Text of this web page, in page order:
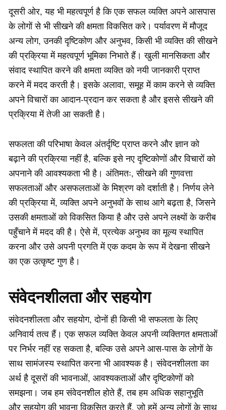
दूसरी ओर, यह भी महत्वपूर्ण है कि एक सफल व्यक्ति अपने आसपास
के लोगों से भी सीखने की क्षमता विकसित करे। पर्यावरण में मौजूद
अन्य लोग, उनकी दृष्टिकोण और अनुभव, किसी भी व्यक्ति की सीखने
की प्रक्रिया में महत्वपूर्ण भूमिका निभाते हैं। खुली मानसिकता और
संवाद स्थापित करने की क्षमता व्यक्ति को नयी जानकारी प्राप्त
करने में मदद करती है। इसके अलावा, समूह में काम करने से व्यक्ति
अपने विचारों का आदान-प्रदान कर सकता है और इससे सीखने की
प्रक्रिया में तेजी आ सकती है।
सफलता की परिभाषा केवल अंतर्दृष्टि प्राप्त करने और ज्ञान को
बढ़ाने की प्रक्रिया नहीं है, बल्कि इसे नए दृष्टिकोणों और विचारों को
अपनाने की आवश्यकता भी है। अंतिमतः, सीखने की गुणवत्ता
सफलताओं और असफलताओं के मिश्रण को दर्शाती है। निर्णय लेने
की प्रक्रिया में, व्यक्ति अपने अनुभवों के साथ आगे बढ़ता है, जिसने
उसकी क्षमताओं को विकसित किया है और उसे अपने लक्ष्यों के करीब
पहुँचाने में मदद की है। ऐसे में, प्रत्येक अनुभव का मूल्य स्थापित
करना और उसे अपनी प्रगति में एक कदम के रूप में देखना सीखने
का एक उत्कृष्ट गुण है।
संवेदनशीलता और सहयोग
संवेदनशीलता और सहयोग, दोनों ही किसी भी सफलता के लिए
अनिवार्य तत्व हैं। एक सफल व्यक्ति केवल अपनी व्यक्तिगत क्षमताओं
पर निर्भर नहीं रह सकता है, बल्कि उसे अपने आस-पास के लोगों के
साथ सामंजस्य स्थापित करना भी आवश्यक है। संवेदनशीलता का
अर्थ है दूसरों की भावनाओं, आवश्यकताओं और दृष्टिकोणों को
समझना। जब हम संवेदनशील होते हैं, तब हम अधिक सहानुभूति
और सहयोग की भावना विकसित करते हैं, जो हमें अन्य लोगों के साथ